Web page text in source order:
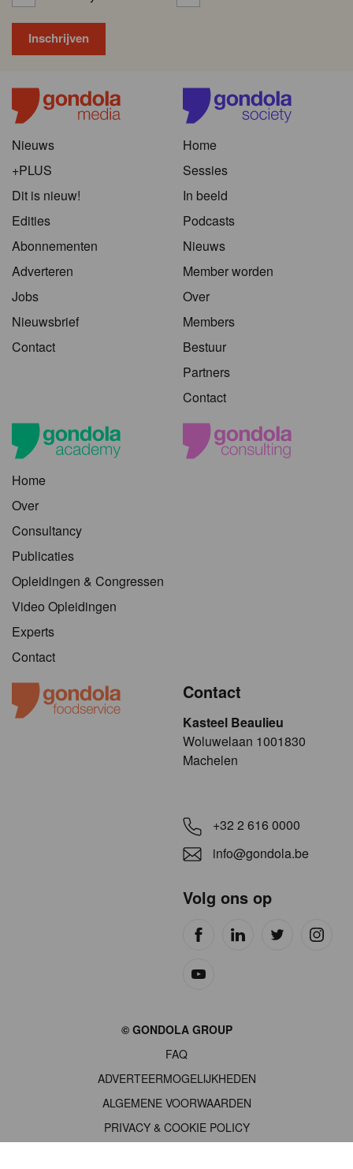
Nieuws
+PLUS
Dit is nieuw!
Edities
Abonnementen
Adverteren
Jobs
Nieuwsbrief
Contact
Home
Sessies
In beeld
Podcasts
Nieuws
Member worden
Over
Members
Bestuur
Partners
Contact
Home
Over
Consultancy
Publicaties
Opleidingen & Congressen
Video Opleidingen
Experts
Contact
Contact
Kasteel Beaulieu
​​​Woluwelaan 1001830
Machelen
+32 2 616 0000
info@gondola.be
Volg ons op
© GONDOLA GROUP
FAQ
ADVERTEERMOGELIJKHEDEN
ALGEMENE VOORWAARDEN
PRIVACY & COOKIE POLICY